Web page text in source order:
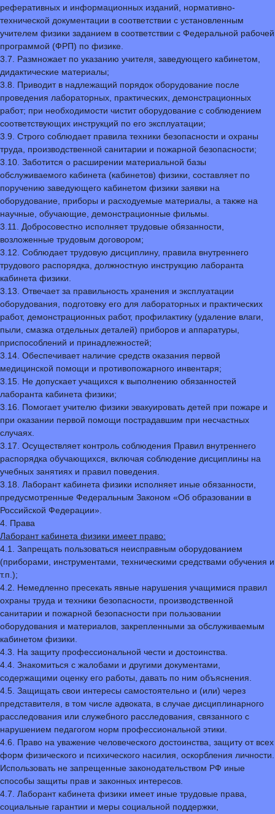
реферативных и информационных изданий, нормативно-
технической документации в соответствии с установленным
учителем физики заданием в соответствии с Федеральной рабочей
программой (ФРП) по физике.
3.7. Размножает по указанию учителя, заведующего кабинетом,
дидактические материалы;
3.8. Приводит в надлежащий порядок оборудование после
проведения лабораторных, практических, демонстрационных
работ; при необходимости чистит оборудование с соблюдением
соответствующих инструкций по его эксплуатации;
3.9. Строго соблюдает правила техники безопасности и охраны
труда, производственной санитарии и пожарной безопасности;
3.10. Заботится о расширении материальной базы
обслуживаемого кабинета (кабинетов) физики, составляет по
поручению заведующего кабинетом физики заявки на
оборудование, приборы и расходуемые материалы, а также на
научные, обучающие, демонстрационные фильмы.
3.11. Добросовестно исполняет трудовые обязанности,
возложенные трудовым договором;
3.12. Соблюдает трудовую дисциплину, правила внутреннего
трудового распорядка, должностную инструкцию лаборанта
кабинета физики.
3.13. Отвечает за правильность хранения и эксплуатации
оборудования, подготовку его для лабораторных и практических
работ, демонстрационных работ, профилактику (удаление влаги,
пыли, смазка отдельных деталей) приборов и аппаратуры,
приспособлений и принадлежностей;
3.14. Обеспечивает наличие средств оказания первой
медицинской помощи и противопожарного инвентаря;
3.15. Не допускает учащихся к выполнению обязанностей
лаборанта кабинета физики;
3.16. Помогает учителю физики эвакуировать детей при пожаре и
при оказании первой помощи пострадавшим при несчастных
случаях.
3.17. Осуществляет контроль соблюдения Правил внутреннего
распорядка обучающихся, включая соблюдение дисциплины на
учебных занятиях и правил поведения.
3.18. Лаборант кабинета физики исполняет иные обязанности,
предусмотренные Федеральным Законом «Об образовании в
Российской Федерации».
4. Права
Лаборант кабинета физики имеет право:
4.1. Запрещать пользоваться неисправным оборудованием
(приборами, инструментами, техническими средствами обучения и
т.п.);
4.2. Немедленно пресекать явные нарушения учащимися правил
охраны труда и техники безопасности, производственной
санитарии и пожарной безопасности при пользовании
оборудования и материалов, закрепленными за обслуживаемым
кабинетом физики.
4.3. На защиту профессиональной чести и достоинства.
4.4. Знакомиться с жалобами и другими документами,
содержащими оценку его работы, давать по ним объяснения.
4.5. Защищать свои интересы самостоятельно и (или) через
представителя, в том числе адвоката, в случае дисциплинарного
расследования или служебного расследования, связанного с
нарушением педагогом норм профессиональной этики.
4.6. Право на уважение человеческого достоинства, защиту от всех
форм физического и психического насилия, оскорбления личности.
Использовать не запрещенные законодательством РФ иные
способы защиты прав и законных интересов.
4.7. Лаборант кабинета физики имеет иные трудовые права,
социальные гарантии и меры социальной поддержки,